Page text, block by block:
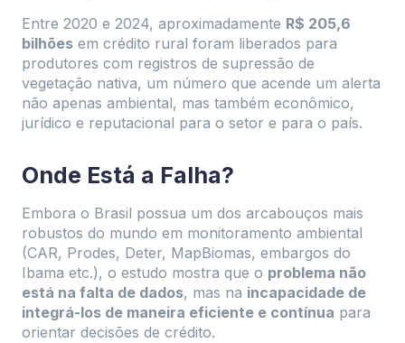
Entre 2020 e 2024, aproximadamente R$ 205,6
bilhões em crédito rural foram liberados para
produtores com registros de supressão de
vegetação nativa, um número que acende um alerta
não apenas ambiental, mas também econômico,
jurídico e reputacional para o setor e para o país.
Onde Está a Falha?
Embora o Brasil possua um dos arcabouços mais
robustos do mundo em monitoramento ambiental
(CAR, Prodes, Deter, MapBiomas, embargos do
Ibama etc.), o estudo mostra que o problema não
está na falta de dados, mas na incapacidade de
integrá-los de maneira eficiente e contínua para
orientar decisões de crédito.